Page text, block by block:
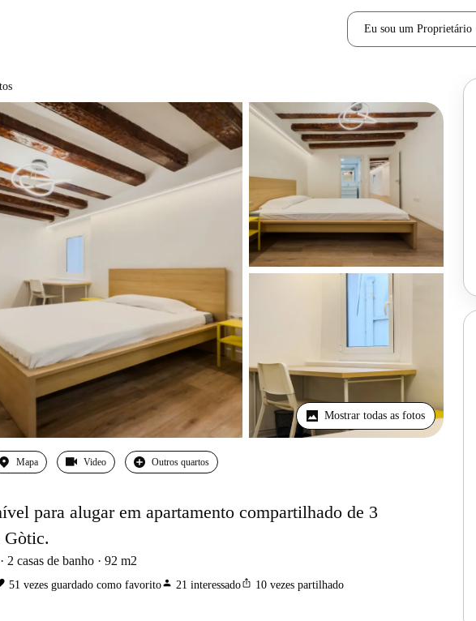
Eu sou um Proprietário
Mostrar todas as fotos
Mapa Video Outros quartos
para alugar em apartamento compartilhado de 3
Gòtic.
2 casas de banho 92 m2
51 vezes guardado como favoritoperson 21 interessadoios_share 10 vezes partilhado